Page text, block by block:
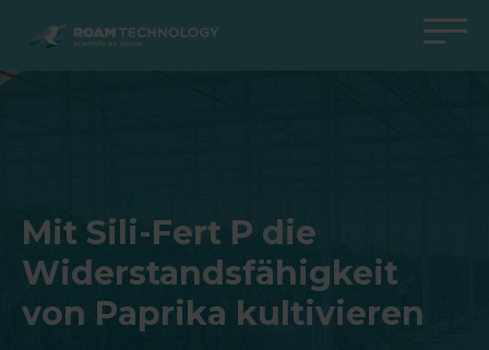
ROAM
Produkte
Alle Fälle
Produkte
Alle Fälle
Produkte
Alle Fälle
Produkte Medical Support
alle Fälle
Mit Sili-Fert P die
Widerstandsfähigkeit
von Paprika kultivieren